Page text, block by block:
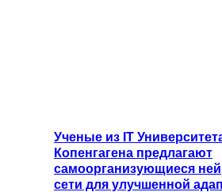
Ученые из IT
Копенгагена предлагают
самоорганизующиеся
сети для улучшенной